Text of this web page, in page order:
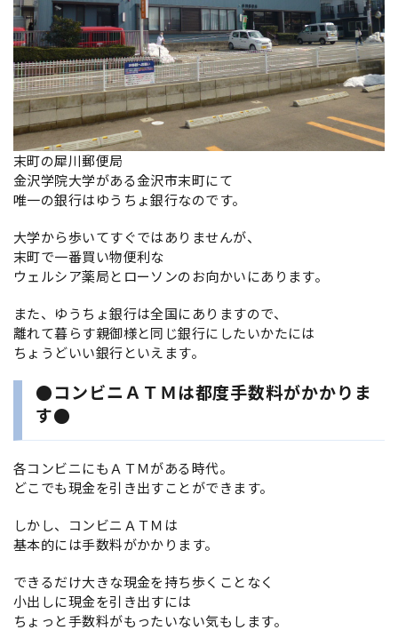
末町の犀川郵便局
金沢学院大学がある金沢市末町にて
唯一の銀行はゆうちょ銀行なのです。
大学から歩いてすぐではありませんが、
末町で一番買い物便利な
ウェルシア薬局とローソンのお向かいにあります。
また、ゆうちょ銀行は全国にありますので、
離れて暮らす親御様と同じ銀行にしたいかたには
ちょうどいい銀行といえます。
●コンビニＡＴＭは都度手数料がかかりま
す●
各コンビニにもＡＴＭがある時代。
どこでも現金を引き出すことができます。
しかし、コンビニＡＴＭは
基本的には手数料がかかります。
できるだけ大きな現金を持ち歩くことなく
小出しに現金を引き出すには
ちょっと手数料がもったいない気もします。